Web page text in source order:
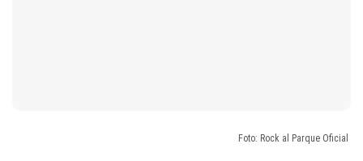
Foto: Rock al Parque Oficial